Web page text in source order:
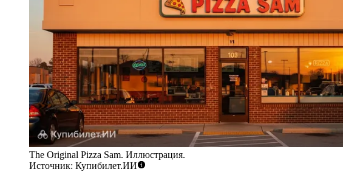
The Original Pizza Sam. Иллюстрация.
Источник: Купибилет.ИИ